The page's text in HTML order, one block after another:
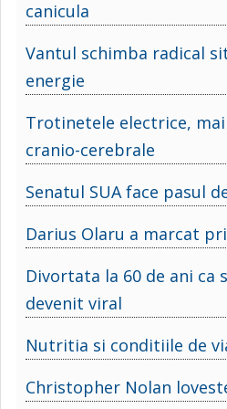
canicula
Vantul schimba radical
energie
Trotinetele electrice,
cranio-cerebrale
Senatul SUA face pasul
Darius Olaru a marcat
Divortata la 60 de ani
devenit viral
Nutritia si conditiile de
Christopher Nolan